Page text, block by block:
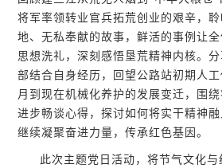
将军率领转业官兵拓荒创业的艰辛，
地、无私奉献的故事，鲜活的事例让
思想洗礼，深刻感悟垦荒精神内核。
部结合自身经历，回望公路站初期人
月到现在机械化养护的发展变迁，围
进步畅谈心得，探讨如何将实干精神融
继续凝聚奋进力量，传承红色基因。
此次主题党日活动，将节气文化